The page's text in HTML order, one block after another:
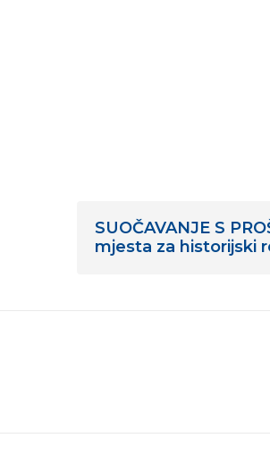
SUOČAVANJE S
mjesta za historijski